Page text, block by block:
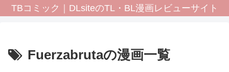
TBコミック｜DLsiteのTL・BL漫画レビューサイト
Fuerzabrutaの漫画一覧